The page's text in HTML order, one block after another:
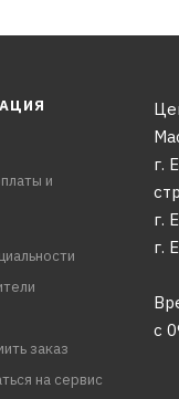
и
заказ
на сервис
г.
г.
г.
с